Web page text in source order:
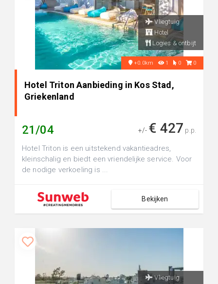
Vliegtuig
Hotel
Logies & ontbijt
+0.0km 1 0 0
Hotel Triton Aanbieding in Kos Stad,
Griekenland
21/04 +/- € 427 p.p.
Hotel Triton is een uitstekend vakantieadres,
kleinschalig en biedt een vriendelijke service. Voor
de nodige verkoeling is ...
Bekijken
Vliegtuig